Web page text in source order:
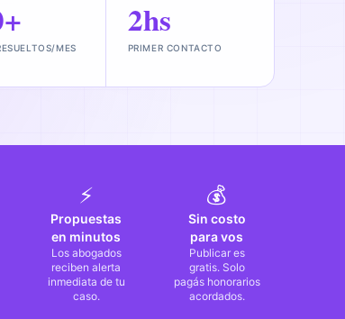
MES
2hs
PRIMER CONTACTO
⚡
Propuestas
en minutos
Los abogados
reciben alerta
inmediata de tu
caso.
💰
Sin costo
para vos
Publicar es
gratis. Solo
pagás honorarios
acordados.